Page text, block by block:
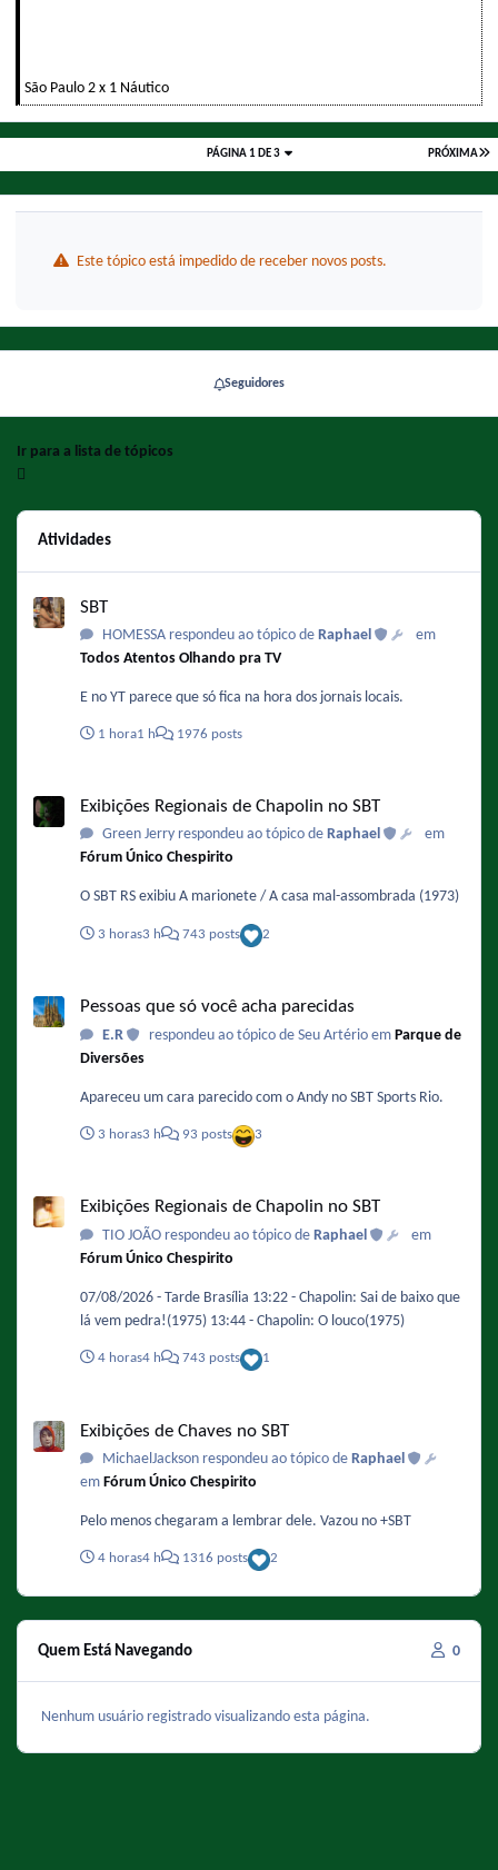
São Paulo 2 x 1 Náutico
PRÓXIMA
PÁGINA 1 DE 3
Este tópico está impedido de receber novos posts.
Seguidores
Ir para a lista de tópicos
Atividades
SBT
HOMESSA respondeu ao tópico de Raphael
em
Todos Atentos Olhando pra TV
E no YT parece que só fica na hora dos jornais locais.
1 hora1 h 1976 posts
Exibições Regionais de Chapolin no SBT
Green Jerry respondeu ao tópico de Raphael
em
Fórum Único Chespirito
O SBT RS exibiu A marionete / A casa mal-assombrada (1973)
3 horas3 h 743 posts 2
Pessoas que só você acha parecidas
E.R respondeu ao tópico de Seu Artério em Parque de
Diversões
Apareceu um cara parecido com o Andy no SBT Sports Rio.
3 horas3 h 93 posts 3
Exibições Regionais de Chapolin no SBT
TIO JOÃO respondeu ao tópico de Raphael
em
Fórum Único Chespirito
07/08/2026 - Tarde Brasília 13:22 - Chapolin: Sai de baixo que
lá vem pedra!(1975) 13:44 - Chapolin: O louco(1975)
4 horas4 h 743 posts 1
Exibições de Chaves no SBT
MichaelJackson respondeu ao tópico de Raphael
em Fórum Único Chespirito
Pelo menos chegaram a lembrar dele. Vazou no +SBT
4 horas4 h 1316 posts 2
Quem Está Navegando 0
Nenhum usuário registrado visualizando esta página.